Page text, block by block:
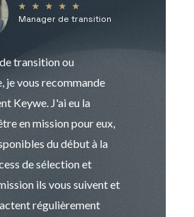
★ ★ ★ ★ ★
Manager de transition
transition ou
je vous recommande
Keywe. J'ai eu la
en mission pour eux,
du début à la
de sélection et
ils vous suivent et
régulièrement